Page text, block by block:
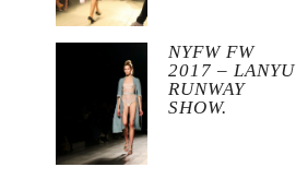
NYFW FW
2017 – LANYU
RUNWAY
SHOW.